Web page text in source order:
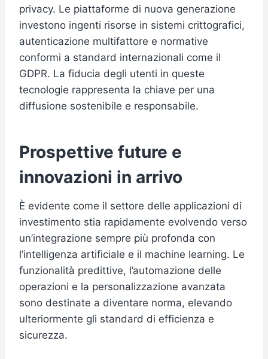
privacy. Le piattaforme di nuova generazione
investono ingenti risorse in sistemi crittografici,
autenticazione multifattore e normative
conformi a standard internazionali come il
GDPR. La fiducia degli utenti in queste
tecnologie rappresenta la chiave per una
diffusione sostenibile e responsabile.
Prospettive future e
innovazioni in arrivo
È evidente come il settore delle applicazioni di
investimento stia rapidamente evolvendo verso
un’integrazione sempre più profonda con
l’intelligenza artificiale e il machine learning. Le
funzionalità predittive, l’automazione delle
operazioni e la personalizzazione avanzata
sono destinate a diventare norma, elevando
ulteriormente gli standard di efficienza e
sicurezza.